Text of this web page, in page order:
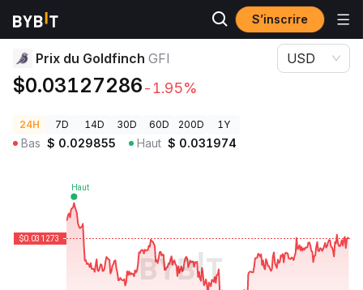
S’inscrire
Prix des cryptos
Prix du Goldfinch GFI
$0.03127286-1.95%
USD
24H 7D 14D 30D 60D 200D 1Y
Bas $ 0.029855 Haut $ 0.031974